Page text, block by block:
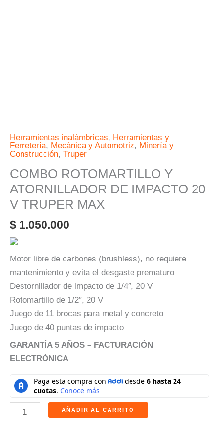
Herramientas inalámbricas, Herramientas y
Ferretería, Mecánica y Automotriz, Minería y
Construcción, Truper
COMBO ROTOMARTILLO Y
ATORNILLADOR DE IMPACTO 20
V TRUPER MAX
$ 1.050.000
Motor libre de carbones (brushless), no requiere
mantenimiento y evita el desgaste prematuro
Destornillador de impacto de 1/4″, 20 V
Rotomartillo de 1/2″, 20 V
Juego de 11 brocas para metal y concreto
Juego de 40 puntas de impacto
GARANTÍA 5 AÑOS – FACTURACIÓN
ELECTRÓNICA
AÑADIR AL CARRITO